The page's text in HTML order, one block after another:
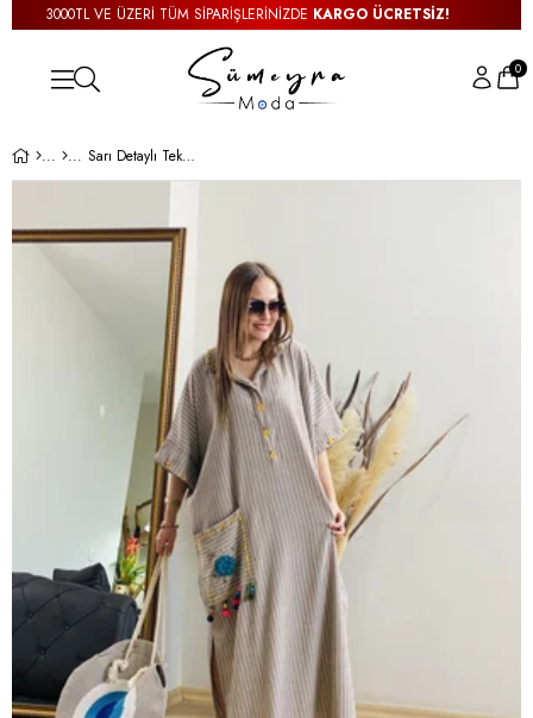
3000TL VE ÜZERİ TÜM SİPARİŞLERİNİZDEKARGO ÜCRETSİZ!
0
Sarı Detaylı Tek Cepli Otantik Elbise